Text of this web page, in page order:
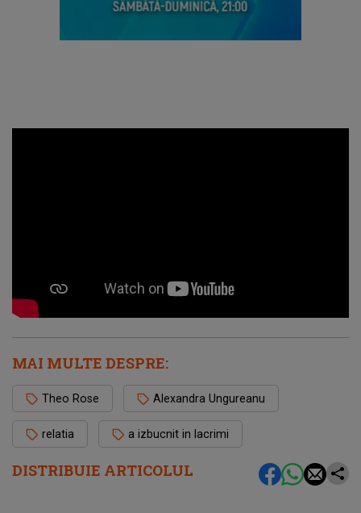
DISTRIBUIE ARTICOLUL
MAI MULTE DESPRE:
Theo Rose Alexandra Ungureanu
relatia a izbucnit in lacrimi